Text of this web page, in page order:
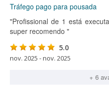
Tráfego pago para pousada
"Profissional de 1 está
super recomendo "
5.0
nov. 2025 - nov. 2025
+ 6